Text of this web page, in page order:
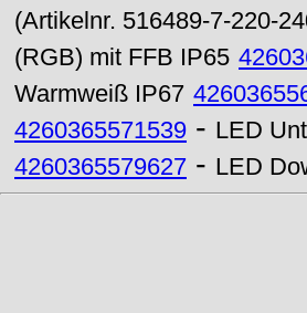
(Artikelnr. 516489-7-220-
(RGB) mit FFB IP65
Warmweiß IP67
4260365571539 - LED
4260365579627 - LED